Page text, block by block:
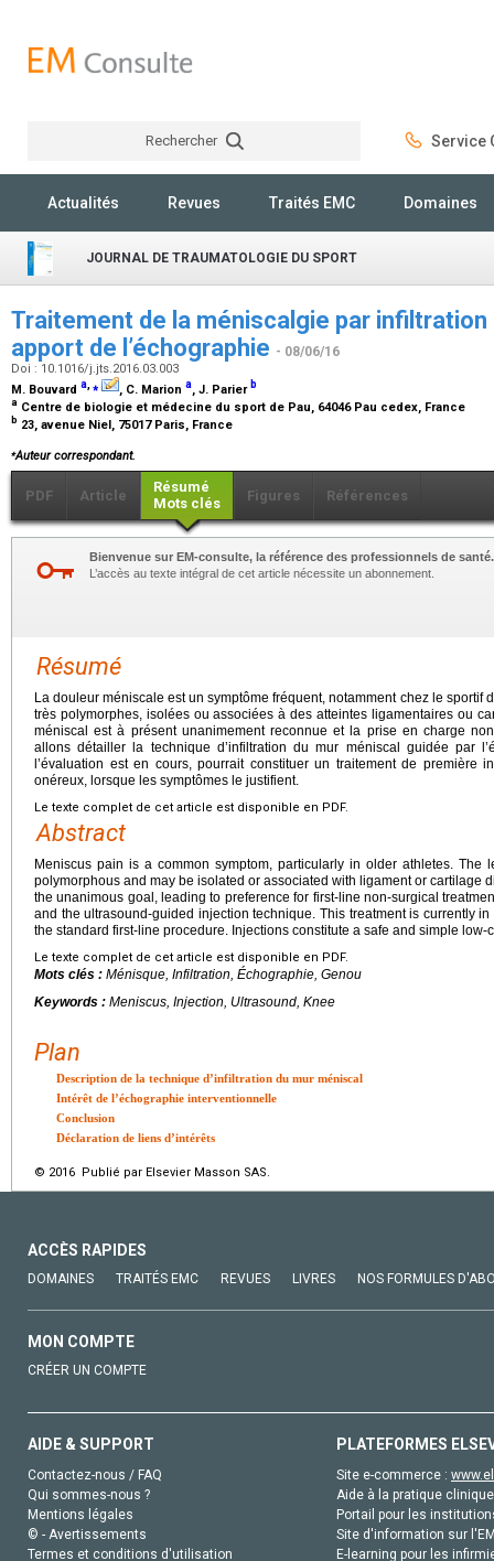
Rechercher Service
Actualités Revues Traités EMC Domaines
JOURNAL DE TRAUMATOLOGIE DU SPORT
Traitement de la méniscalgie par
apport de l’échographie - 08/06/16
Doi : 10.1016/j.jts.2016.03.003
M. Bouvard a,⁎ , C. Marion a, J. Parier b
a Centre de biologie et médecine du sport de Pau, 64046 Pau cedex, France
b 23, avenue Niel, 75017 Paris, France
⁎Auteur correspondant.
PDF Article
Résumé
Mots clés
Figures Références
Bienvenue sur EM-consulte, la référence des professionnels de santé.
L’accès au texte intégral de cet article nécessite un abonnement.
Résumé
La douleur méniscale est un symptôme fréquent, notamment chez le sportif
très polymorphes, isolées ou associées à des atteintes ligamentaires ou
méniscal est à présent unanimement reconnue et la prise en charge
allons détailler la technique d’infiltration du mur méniscal guidée par
l’évaluation est en cours, pourrait constituer un traitement de première
onéreux, lorsque les symptômes le justifient.
Le texte complet de cet article est disponible en PDF.
Abstract
Meniscus pain is a common symptom, particularly in older athletes. The
polymorphous and may be isolated or associated with ligament or cartilage
the unanimous goal, leading to preference for first-line non-surgical
and the ultrasound-guided injection technique. This treatment is currently
the standard first-line procedure. Injections constitute a safe and simple low-
Le texte complet de cet article est disponible en PDF.
Mots clés : Ménisque, Infiltration, Échographie, Genou
Keywords : Meniscus, Injection, Ultrasound, Knee
Plan
Description de la technique d’infiltration du mur méniscal
Intérêt de l’échographie interventionnelle
Conclusion
Déclaration de liens d’intérêts
© 2016 Publié par Elsevier Masson SAS.
ACCÈS RAPIDES
DOMAINES TRAITÉS EMC REVUES LIVRES NOS FORMULES
MON COMPTE
CRÉER UN COMPTE
AIDE & SUPPORT
Contactez-nous / FAQ
Qui sommes-nous ?
Mentions légales
© - Avertissements
Termes et conditions d'utilisation
PLATEFORMES
Site e-commerce :
Aide à la pratique
Portail pour les
Site d'information sur
E-learning pour les